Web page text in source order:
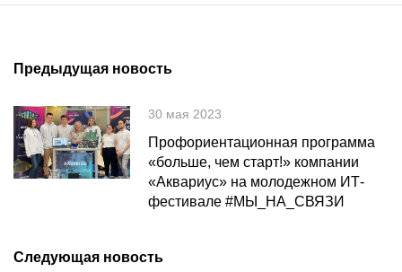
Предыдущая новость
30 мая 2023
Профориентационная программа
«больше, чем старт!» компании
«Аквариус» на молодежном ИТ-
фестивале #МЫ_НА_СВЯЗИ
Следующая новость